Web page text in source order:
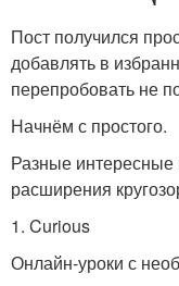
Пост получился
добавлять в
перепробовать не
Начнём с простого.
Разные
расширения
1. Curious
Онлайн-уроки с